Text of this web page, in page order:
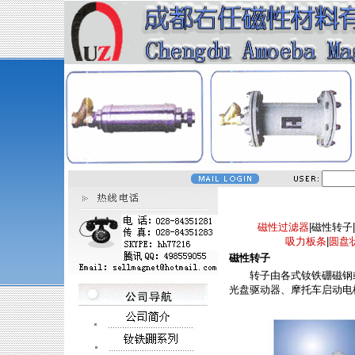
磁性过滤器|磁性转子|
吸力板条 圆盘
磁性转子
转子由各式钕铁硼磁钢
光盘驱动器、摩托车启动